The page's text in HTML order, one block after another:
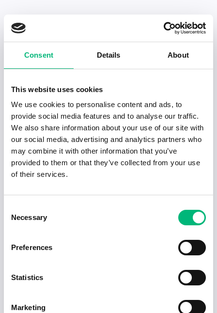
Consent Details About
This website uses cookies
We use cookies to personalise content and ads, to
provide social media features and to analyse our traffic.
We also share information about your use of our site with
our social media, advertising and analytics partners who
may combine it with other information that you’ve
provided to them or that they’ve collected from your use
of their services.
Selection
Necessary
Preferences
Statistics
Marketing
Senaste publiceringarna i Jobbnytt
Visa fler artiklar
2025-02-20